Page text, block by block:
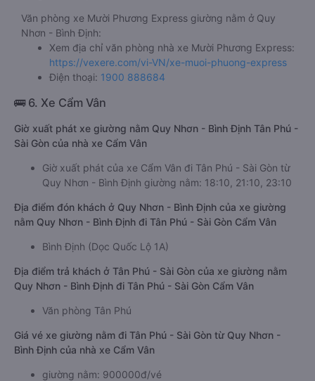
Văn phòng xe Mười Phương Express giường nằm ở Quy
Nhơn - Bình Định:
Xem địa chỉ văn phòng nhà xe Mười Phương Express:
https://vexere.com/vi-VN/xe-muoi-phuong-express
Điện thoại: 1900 888684
🚌 6. Xe Cẩm Vân
Giờ xuất phát xe giường nằm Quy Nhơn - Bình Định Tân Phú -
Sài Gòn của nhà xe Cẩm Vân
Giờ xuất phát của xe Cẩm Vân đi Tân Phú - Sài Gòn từ
Quy Nhơn - Bình Định giường nằm: 18:10, 21:10, 23:10
Địa điểm đón khách ở Quy Nhơn - Bình Định của xe giường
nằm Quy Nhơn - Bình Định đi Tân Phú - Sài Gòn Cẩm Vân
Bình Định (Dọc Quốc Lộ 1A)
Địa điểm trả khách ở Tân Phú - Sài Gòn của xe giường nằm
Quy Nhơn - Bình Định đi Tân Phú - Sài Gòn Cẩm Vân
Văn phòng Tân Phú
Giá vé xe giường nằm đi Tân Phú - Sài Gòn từ Quy Nhơn -
Bình Định của nhà xe Cẩm Vân
giường nằm: 900000đ/vé